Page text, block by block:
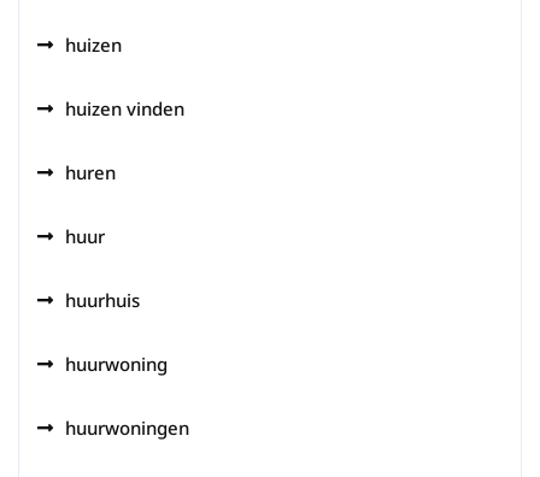
huizen
huizen vinden
huren
huur
huurhuis
huurwoning
huurwoningen